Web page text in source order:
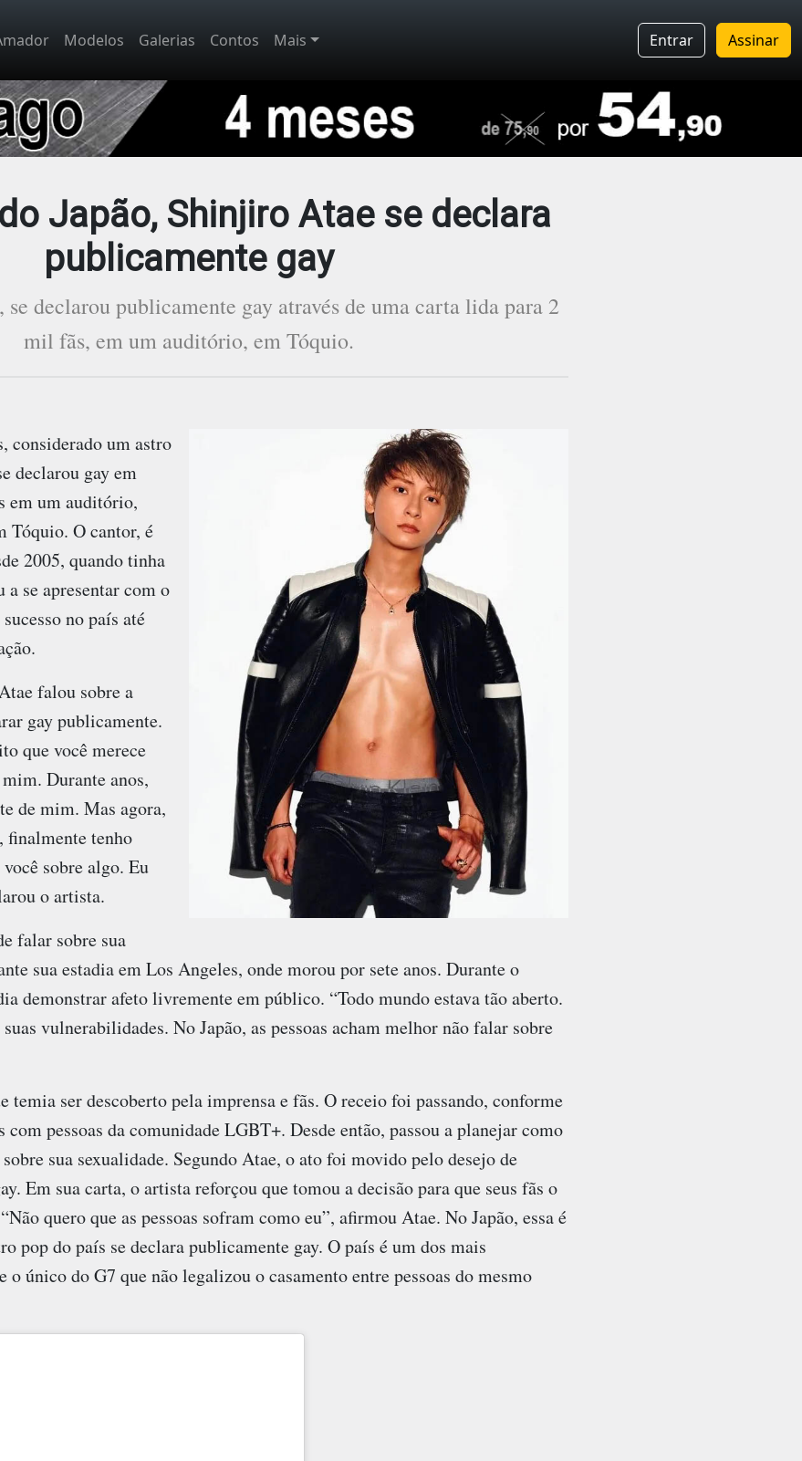
Modelos Galerias Contos Mais Entrar Assinar
Japão, Shinjiro Atae se declara
publicamente gay
se declarou publicamente gay através de uma carta lida para 2
mil fãs, em um auditório, em Tóquio.
considerado um astro
declarou gay em
em um auditório,
Tóquio. O cantor, é
2005, quando tinha
a se apresentar com o
no país até
falou sobre a
gay publicamente.
que você merece
Durante anos,
de mim. Mas agora,
finalmente tenho
sobre algo. Eu
o artista.
falar sobre sua
sua estadia em Los Angeles, onde morou por sete anos. Durante o
demonstrar afeto livremente em público. “Todo mundo estava tão aberto.
vulnerabilidades. No Japão, as pessoas acham melhor não falar sobre
temia ser descoberto pela imprensa e fãs. O receio foi passando, conforme
com pessoas da comunidade LGBT+. Desde então, passou a planejar como
sua sexualidade. Segundo Atae, o ato foi movido pelo desejo de
Em sua carta, o artista reforçou que tomou a decisão para que seus fãs o
quero que as pessoas sofram como eu”, afirmou Atae. No Japão, essa é
pop do país se declara publicamente gay. O país é um dos mais
o único do G7 que não legalizou o casamento entre pessoas do mesmo